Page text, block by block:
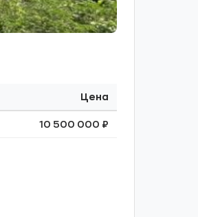
Цена
10 500 000 ₽